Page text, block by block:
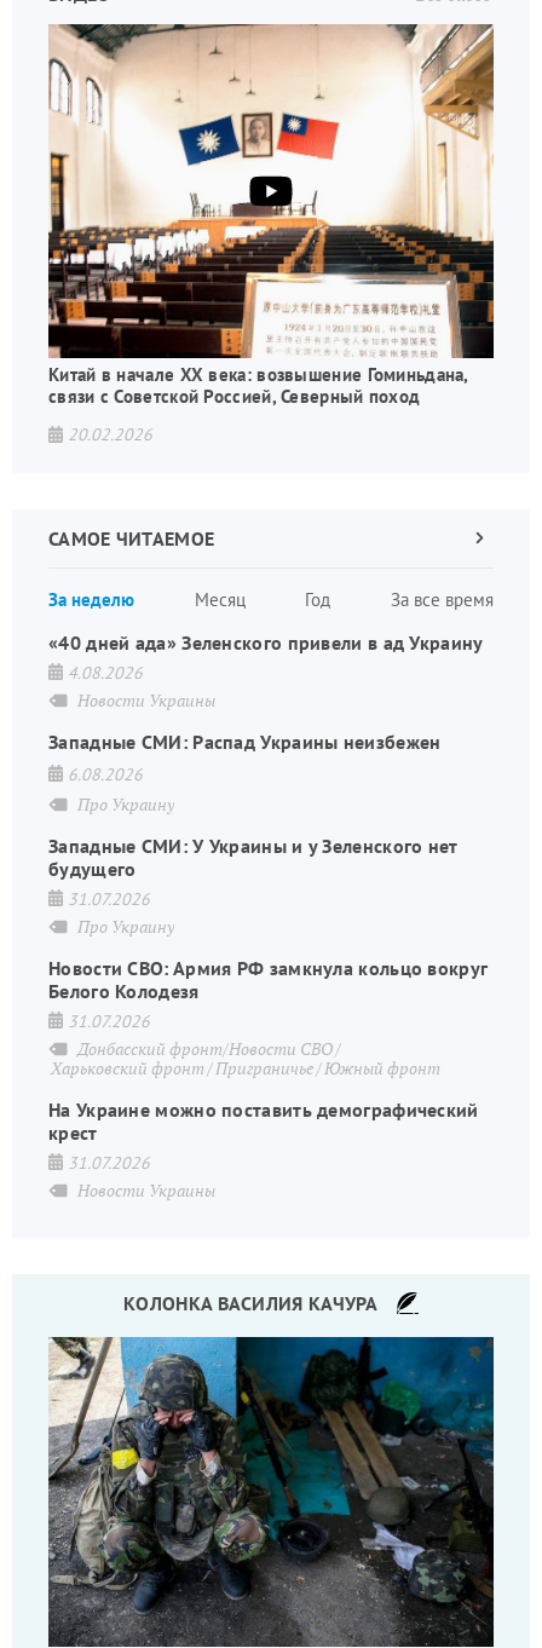
Китай в начале XX века: возвышение Гоминьдана,
связи с Советской Россией, Северный поход
20.02.2026
САМОЕ ЧИТАЕМОЕ
За неделю Месяц Год За все время
Следующая
«40 дней ада» Зеленского привели в ад Украину
4.08.2026
Новости Украины
Западные СМИ: Распад Украины неизбежен
6.08.2026
Про Украину
Западные СМИ: У Украины и у Зеленского нет
будущего
31.07.2026
Про Украину
Новости СВО: Армия РФ замкнула кольцо вокруг
Белого Колодезя
31.07.2026
Донбасский фронт/Новости СВО
Харьковский фронт Приграничье Южный фронт
На Украине можно поставить демографический
крест
31.07.2026
Новости Украины
КОЛОНКА ВАСИЛИЯ КАЧУРА